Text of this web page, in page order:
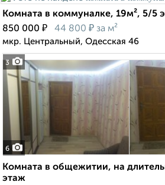
3
Комната в коммуналке, 19м², 5/5
850 000 ₽ 44 800 ₽ за м²
мкр. Центральный, Одесская 46
6
Комната в общежитии, на
этаж